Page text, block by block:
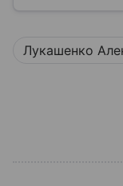
республике.
Лукашенко